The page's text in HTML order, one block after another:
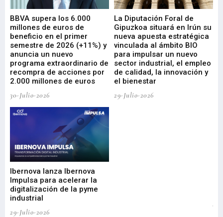
BBVA supera los 6.000
millones de euros de
beneficio en el primer
semestre de 2026 (+11%) y
anuncia un nuevo
programa extraordinario de
recompra de acciones por
2.000 millones de euros
30-Julio-2026
La Diputación Foral de
Gipuzkoa situará en Irún su
nueva apuesta estratégica
vinculada al ámbito BIO
para impulsar un nuevo
sector industrial, el empleo
de calidad, la innovación y
el bienestar
29-Julio-2026
Ibernova lanza Ibernova
Impulsa para acelerar la
digitalización de la pyme
industrial
29-Julio-2026